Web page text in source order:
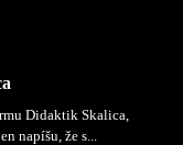
Didaktik Skalica,
napíšu, že s...